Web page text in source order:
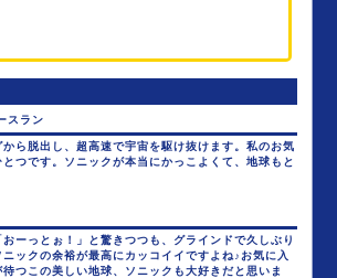
スラン
ら脱出し、超高速で宇宙を駆け抜けます。私のお気
つです。ソニックが本当にかっこよくて、地球もと
ーっとぉ！」と驚きつつも、グラインドで久しぶり
ックの余裕が最高にカッコイイですよね♪お気に入
つこの美しい地球、ソニックも大好きだと思いま